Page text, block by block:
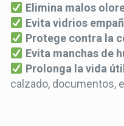
Elimina malos
Evita vidrios
Protege contra la
Evita manchas de
Prolonga la vida útil
calzado, documentos,